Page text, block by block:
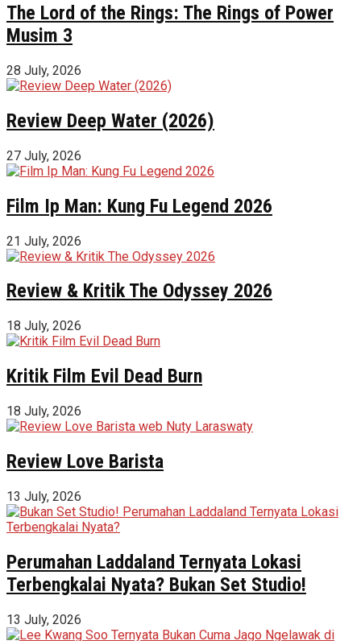
The Lord of the Rings: The Rings of Power
Musim 3
28 July, 2026
Review Deep Water (2026)
27 July, 2026
Film Ip Man: Kung Fu Legend 2026
21 July, 2026
Review & Kritik The Odyssey 2026
18 July, 2026
Kritik Film Evil Dead Burn
18 July, 2026
Review Love Barista
13 July, 2026
Perumahan Laddaland Ternyata Lokasi
Terbengkalai Nyata? Bukan Set Studio!
13 July, 2026